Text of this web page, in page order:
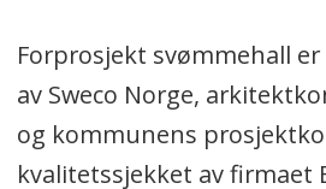
Forprosjekt svømmehall
av Sweco Norge,
og kommunens
kvalitetssjekket av firmaet